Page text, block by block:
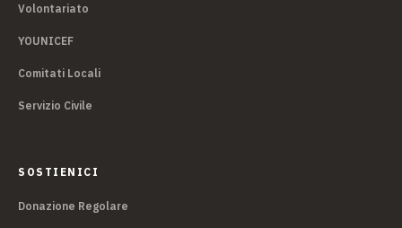
Volontariato
YOUNICEF
Comitati Locali
Servizio Civile
SOSTIENICI
Donazione Regolare